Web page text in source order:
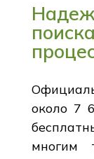
около 7
многим